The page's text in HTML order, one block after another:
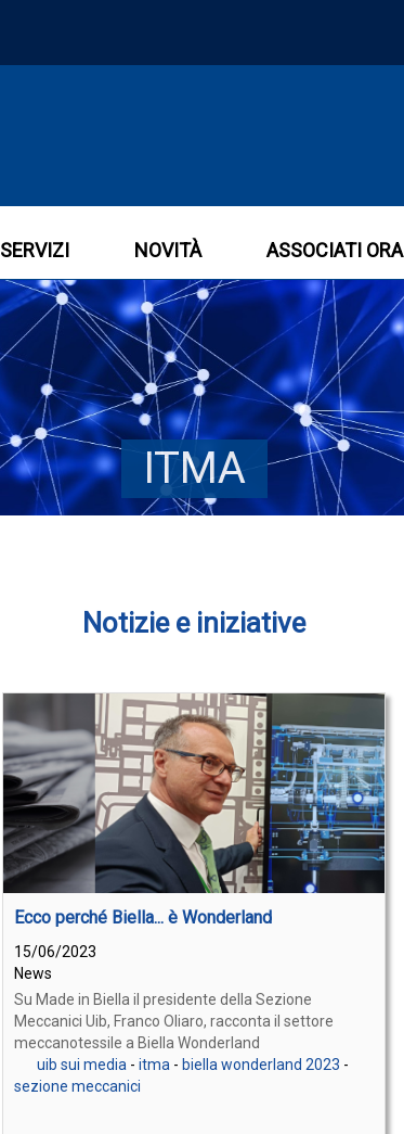
SERVIZI NOVITÀ ASSOCIATI ORA
ITMA
Notizie e iniziative
Ecco perché Biella... è Wonderland
15/06/2023
News
Su Made in Biella il presidente della Sezione
Meccanici Uib, Franco Oliaro, racconta il settore
meccanotessile a Biella Wonderland
uib sui media - itma - biella wonderland 2023 -
sezione meccanici